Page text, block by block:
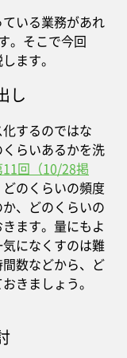
いる業務があれ
。そこで今回
ます。
し
するのではな
らいあるかを洗
11回（10/28掲
のくらいの頻度
、どのくらいの
ます。量にもよ
になくすのは難
数などから、ど
きましょう。